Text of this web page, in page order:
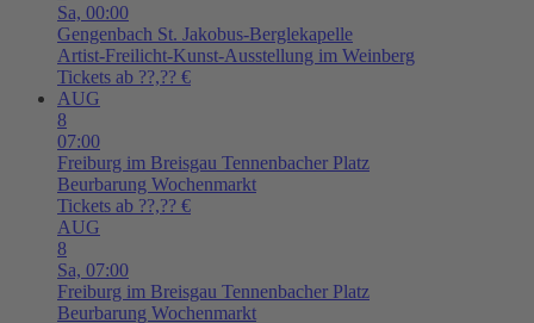
Sa, 00:00
Gengenbach St. Jakobus-Berglekapelle
Artist-Freilicht-Kunst-Ausstellung im Weinberg
Tickets ab ??,?? €
AUG
8
07:00
Freiburg im Breisgau Tennenbacher Platz
Beurbarung Wochenmarkt
Tickets ab ??,?? €
AUG
8
Sa, 07:00
Freiburg im Breisgau Tennenbacher Platz
Beurbarung Wochenmarkt